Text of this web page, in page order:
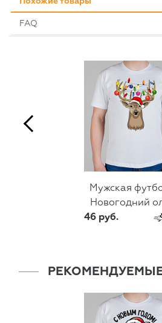
FAQ
Мужская
Новогодний
46 руб.